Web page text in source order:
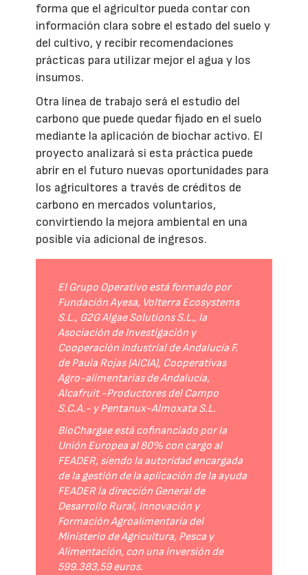
forma que el agricultor pueda contar con
información clara sobre el estado del suelo y
del cultivo, y recibir recomendaciones
prácticas para utilizar mejor el agua y los
insumos.
Otra línea de trabajo será el estudio del
carbono que puede quedar fijado en el suelo
mediante la aplicación de biochar activo. El
proyecto analizará si esta práctica puede
abrir en el futuro nuevas oportunidades para
los agricultores a través de créditos de
carbono en mercados voluntarios,
convirtiendo la mejora ambiental en una
posible vía adicional de ingresos.
El Grupo Operativo está formado por
Fundación Ayesa, Volterra Ecosystems
S.L., G2G Algae Solutions S.L., la
Asociación de Investigación y
Cooperación Industrial de Andalucía F.
de Paula Rojas (AICIA), Cooperativas
Agro-alimentarias de Andalucía,
Alcafruit -Productores del Campo
S.C.A.- y Pentanux-Almoxata S.L.
BioChargae está cofinanciado por la
Unión Europea al 80% con cargo al
FEADER, siendo la autoridad encargada
de la gestión de la aplicación de la ayuda
FEADER la dirección General de
Desarrollo Rural, Innovación y
Formación Agroalimentaria del
Ministerio de Agricultura, Pesca y
Alimentación, con una inversión de
599.383,59 euros.